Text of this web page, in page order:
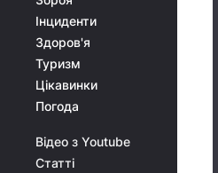
Інциденти
Здоров'я
Туризм
Цікавинки
Погода
Відео з Youtube
Статті